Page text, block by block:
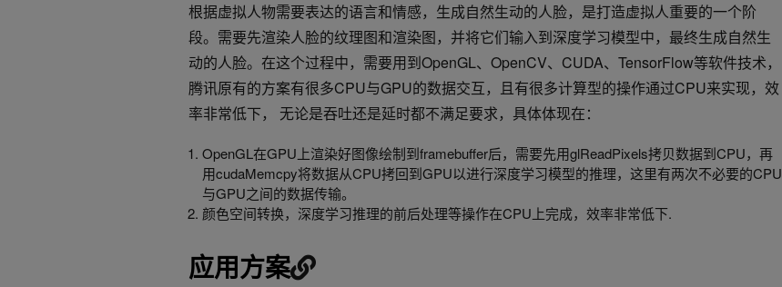
根据虚拟人物需要表达的语言和情感，生成自然生动的人脸，是打造虚拟人重要的一个阶
段。需要先渲染人脸的纹理图和渲染图，并将它们输入到深度学习模型中，最终生成自然生
动的人脸。在这个过程中，需要用到OpenGL、OpenCV、CUDA、TensorFlow等软件技术，
腾讯原有的方案有很多CPU与GPU的数据交互，且有很多计算型的操作通过CPU来实现，效
率非常低下， 无论是吞吐还是延时都不满足要求，具体体现在：
OpenGL在GPU上渲染好图像绘制到framebuffer后，需要先用glReadPixels拷贝数据到CPU，再
用cudaMemcpy将数据从CPU拷回到GPU以进行深度学习模型的推理，这里有两次不必要的CPU
与GPU之间的数据传输。
颜色空间转换，深度学习推理的前后处理等操作在CPU上完成，效率非常低下.
应用方案